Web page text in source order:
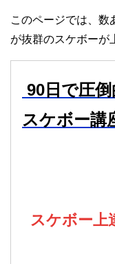
このページでは、数
が抜群のスケボーが
90日で圧
スケボー講
スケボー上